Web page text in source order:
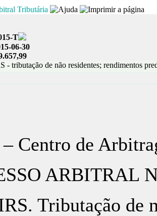
Tributária
T
06-30
- tributação de não residentes; rendimentos
Centro de
ARBITRAL
Tributação de